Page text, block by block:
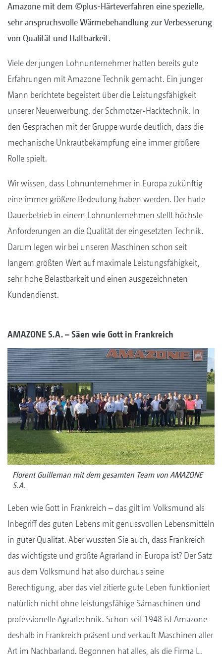
Amazone mit dem ©plus-Härteverfahren eine spezielle,
sehr anspruchsvolle Wärmebehandlung zur Verbesserung
von Qualität und Haltbarkeit.
Viele der jungen Lohnunternehmer hatten bereits gute
Erfahrungen mit Amazone Technik gemacht. Ein junger
Mann berichtete begeistert über die Leistungsfähigkeit
unserer Neuerwerbung, der Schmotzer-Hacktechnik. In
den Gesprächen mit der Gruppe wurde deutlich, dass die
mechanische Unkrautbekämpfung eine immer größere
Rolle spielt.
Wir wissen, dass Lohnunternehmer in Europa zukünftig
eine immer größere Bedeutung haben werden. Der harte
Dauerbetrieb in einem Lohnunternehmen stellt höchste
Anforderungen an die Qualität der eingesetzten Technik.
Darum legen wir bei unseren Maschinen schon seit
langem größten Wert auf maximale Leistungsfähigkeit,
sehr hohe Belastbarkeit und einen ausgezeichneten
Kundendienst.
AMAZONE S.A. – Säen wie Gott in Frankreich
Florent ­Guilleman mit dem gesamten Team von AMAZONE
S.A.
Leben wie Gott in Frankreich – das gilt im Volksmund als
Inbegriff des guten Lebens mit genussvollen Lebensmitteln
in guter Qualität. Aber wussten Sie auch, dass Frankreich
das wichtigste und größte Agrarland in Europa ist? Der Satz
aus dem Volksmund hat also durchaus seine
Berechtigung, aber das viel zitierte gute Leben funktioniert
natürlich nicht ohne leistungsfähige Sämaschinen und
professionelle Agrartechnik. Schon seit 1948 ist Amazone
deshalb in Frankreich präsent und verkauft Maschinen aller
Art im Nachbarland. Begonnen hat alles, als die Firma L.